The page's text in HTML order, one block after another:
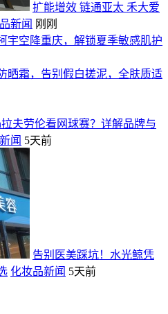
扩能增效 链通亚太 禾大爱
新闻 刚刚
宇空降重庆，解锁夏季敏感肌护
晒霜，告别假白搓泥，全肤质适
夫劳伦看网球赛？详解品牌与
闻 5天前
告别医美踩坑！水光鲸凭
化妆品新闻 5天前